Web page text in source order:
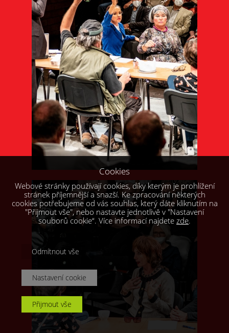
Cookies
Webové stránky používají cookies, díky kterým je prohlížení
stránek příjemnější a snazší. Ke zpracování některých
cookies potřebujeme od vás souhlas, který dáte kliknutím na
"Přijmout vše", nebo nastavte jednotlivě v "Nastavení
souborů cookie“. Více informací najdete zde.
Odmítnout vše
Nastavení cookie
Přijmout vše